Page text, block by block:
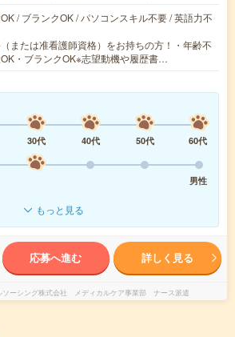
/ ブランクOK / パソコンスキル不要 / 英語力不
または准看護師資格）をお持ちの方！・年齢不
・ブランクOK※志望動機や履歴書…
30代 40代 50代
60代
男性
もっと見る
応募へ進む 詳しく見る
ソーシング株式会社 メディカルケア事業部 ナース派遣